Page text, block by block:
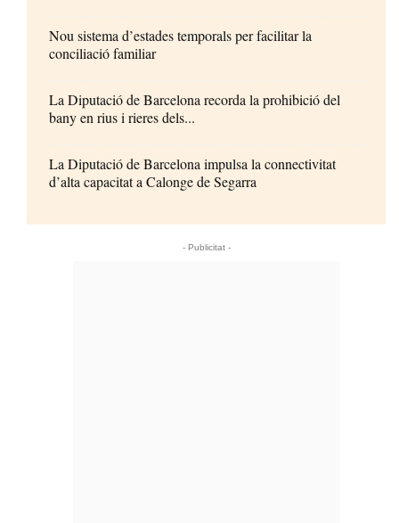
Nou sistema d’estades temporals per facilitar la
conciliació familiar
La Diputació de Barcelona recorda la prohibició del
bany en rius i rieres dels...
La Diputació de Barcelona impulsa la connectivitat
d’alta capacitat a Calonge de Segarra
- Publicitat -